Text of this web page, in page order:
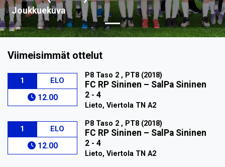
Joukkuekuva
Viimeisimmät ottelut
1 ELO
12.00
P8 Taso 2 , PT8 (2018)
FC RP Sininen – SalPa Sininen
2 - 4
Lieto, Viertola TN A2
1 ELO
12.00
P8 Taso 2 , PT8 (2018)
FC RP Sininen – SalPa Sininen
2 - 4
Lieto, Viertola TN A2